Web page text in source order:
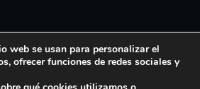
web se usan para personalizar el
ofrecer funciones de redes sociales y